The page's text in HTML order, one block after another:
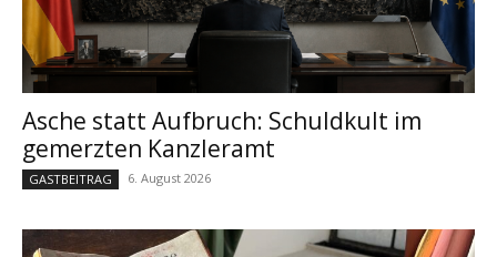
Asche statt Aufbruch: Schuldkult im
gemerzten Kanzleramt
GASTBEITRAG 6. August 2026